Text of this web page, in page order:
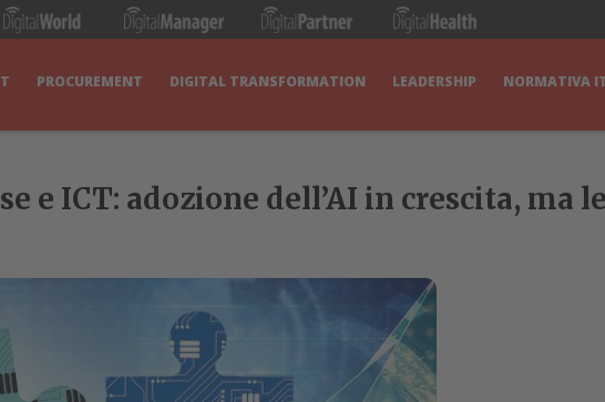
PROCUREMENT DIGITAL TRANSFORMATION LEADERSHIP NORMATIVA
e ICT: adozione dell’AI in crescita, ma